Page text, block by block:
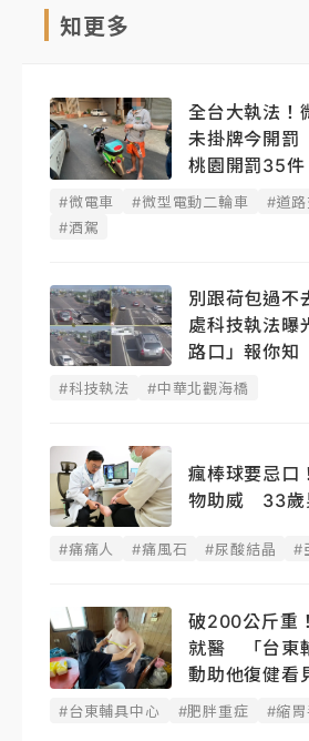
知更多
全台大執法！
未掛牌今開
桃園開罰35件
#微電車 #微型電動二輪車
#道
#酒駕
別跟荷包過不
處科技執法
路口」報你知
#科技執法 #中華北觀海橋
瘋棒球要忌口
物助威 33歲
#痛痛人 #痛風石 #尿酸結晶 #
破200公斤重
就醫 「台東
動助他復健看
#台東輔具中心 #肥胖重症 #縮胃